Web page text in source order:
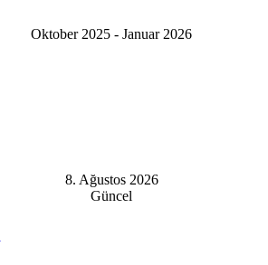
Oktober 2025 - Januar 2026
8. Ağustos 2026
Güncel